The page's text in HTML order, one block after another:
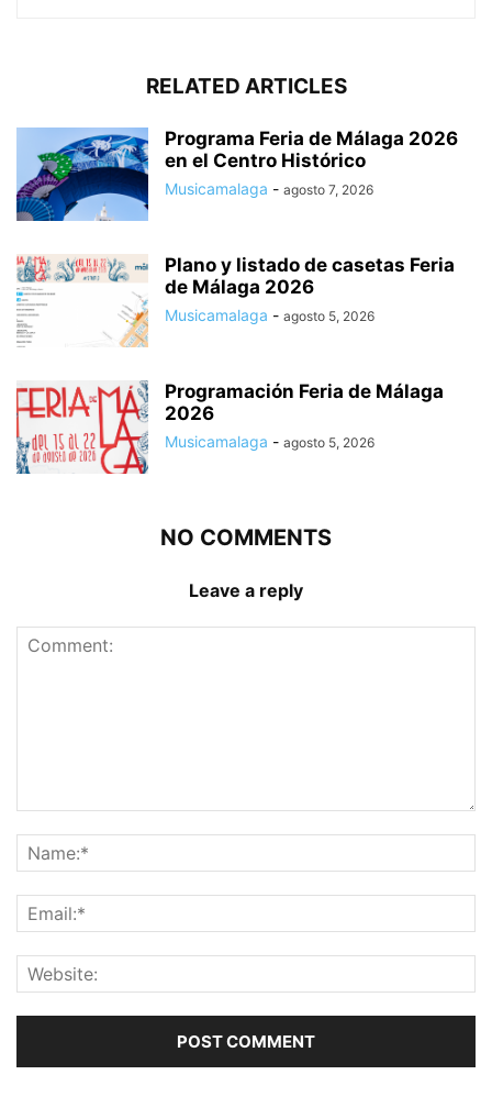
RELATED ARTICLES
Programa Feria de Málaga 2026
en el Centro Histórico
Musicamalaga - agosto 7, 2026
Plano y listado de casetas Feria
de Málaga 2026
Musicamalaga - agosto 5, 2026
Programación Feria de Málaga
2026
Musicamalaga - agosto 5, 2026
NO COMMENTS
Leave a reply